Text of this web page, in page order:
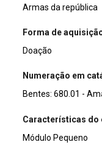
Armas da república
Forma de
Doação
Numeração em
Bentes: 680.01 -
Características do
Módulo Pequeno